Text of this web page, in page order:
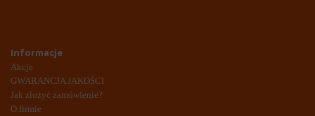
Informacje
Akcje
GWARANCJA JAKOŚCI
Jak złożyć zamówienie?
O firmie